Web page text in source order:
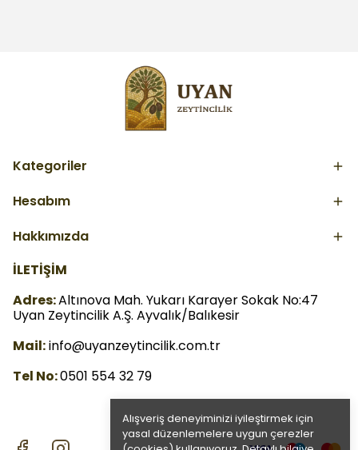
Alışveriş deneyiminizi iyileştirmek için
yasal düzenlemelere uygun çerezler
Kategoriler
Hesabım
Hakkımızda
İLETİŞİM
Adres:Altınova Mah. Yukarı Karayer Sokak No:47
Uyan Zeytincilik A.Ş. Ayvalık/Balıkesir
Mail:info@uyanzeytincilik.com.tr
Tel No:0501 554 32 79